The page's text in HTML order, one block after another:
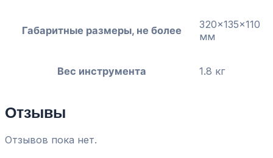
Габаритные размеры, не более
320x135x110
мм
Вес инструмента 1.8 кг
Отзывы
Отзывов пока нет.